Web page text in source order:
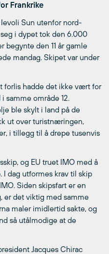
Frankrike
Sun utenfor nord-
i dypet tok den 6.000
begynte den 11 år gamle
mandag. Skipet var under
forlis hadde det ikke vært for
samme område 12.
ble skylt i land på de
ut over turistnæringen,
i tillegg til å drepe tusenvis
og EU truet IMO med å
I dag utformes krav til skip
Siden skipsfart er en
er det viktig med samme
maler imidlertid sakte, og
så utålmodige at de
Jacques Chirac